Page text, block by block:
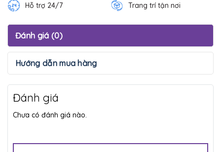
Hỗ trợ 24/7 Trang trí tận nơi
Đánh giá (0)
Hướng dẫn mua hàng
Đánh giá
Chưa có đánh giá nào.